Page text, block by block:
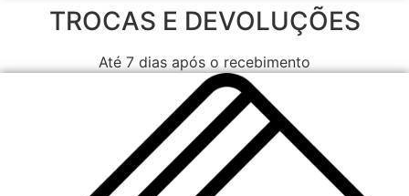
TROCAS E DEVOLUÇÕES
Até 7 dias após o recebimento